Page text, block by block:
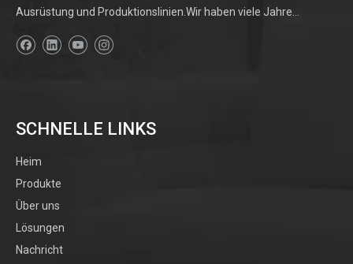
Ausrüstung und Produktionslinien.Wir haben viele Jahre...
SCHNELLE LINKS
Heim
Produkte
Über uns
Lösungen
Nachricht